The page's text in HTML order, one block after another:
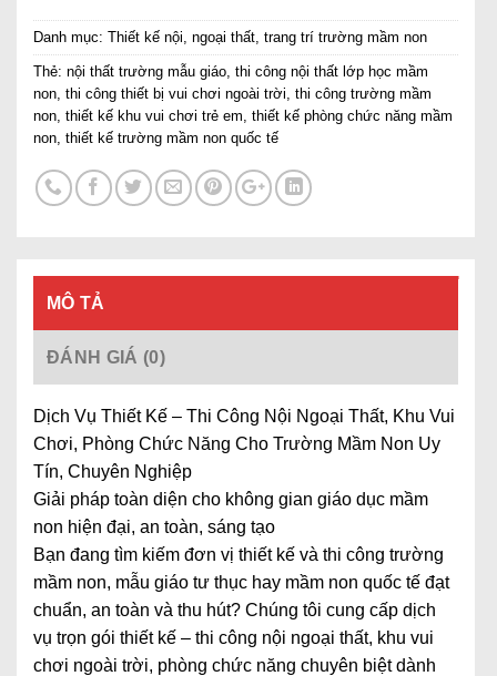
Danh mục: Thiết kế nội, ngoại thất, trang trí trường mầm non
Thẻ: nội thất trường mẫu giáo thi công nội thất lớp học mầm
non thi công thiết bị vui chơi ngoài trời thi công trường mầm
non thiết kế khu vui chơi trẻ em thiết kế phòng chức năng mầm
non thiết kế trường mầm non quốc tế
MÔ TẢ
ĐÁNH GIÁ (0)
Dịch Vụ Thiết Kế – Thi Công Nội Ngoại Thất, Khu Vui
Chơi, Phòng Chức Năng Cho Trường Mầm Non Uy
Tín, Chuyên Nghiệp
Giải pháp toàn diện cho không gian giáo dục mầm
non hiện đại, an toàn, sáng tạo
Bạn đang tìm kiếm đơn vị thiết kế và thi công trường
mầm non, mẫu giáo tư thục hay mầm non quốc tế đạt
chuẩn, an toàn và thu hút? Chúng tôi cung cấp dịch
vụ trọn gói thiết kế – thi công nội ngoại thất, khu vui
chơi ngoài trời, phòng chức năng chuyên biệt dành